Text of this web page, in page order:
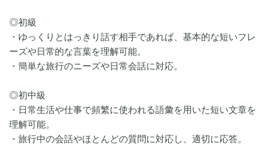
◎初級
・ゆっくりとはっきり話す相手であれば、基本的な短いフレ
ーズや日常的な言葉を理解可能。
・簡単な旅行のニーズや日常会話に対応。
◎初中級
・日常生活や仕事で頻繁に使われる語彙を用いた短い文章を
理解可能。
・旅行中の会話やほとんどの質問に対応し、適切に応答。